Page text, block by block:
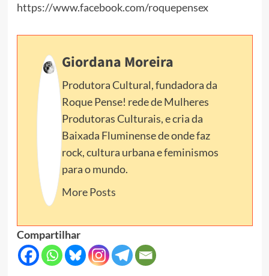
https://www.facebook.com/roquepensex
Giordana Moreira
Produtora Cultural, fundadora da
Roque Pense! rede de Mulheres
Produtoras Culturais, e cria da
Baixada Fluminense de onde faz
rock, cultura urbana e feminismos
para o mundo.
More Posts
Compartilhar